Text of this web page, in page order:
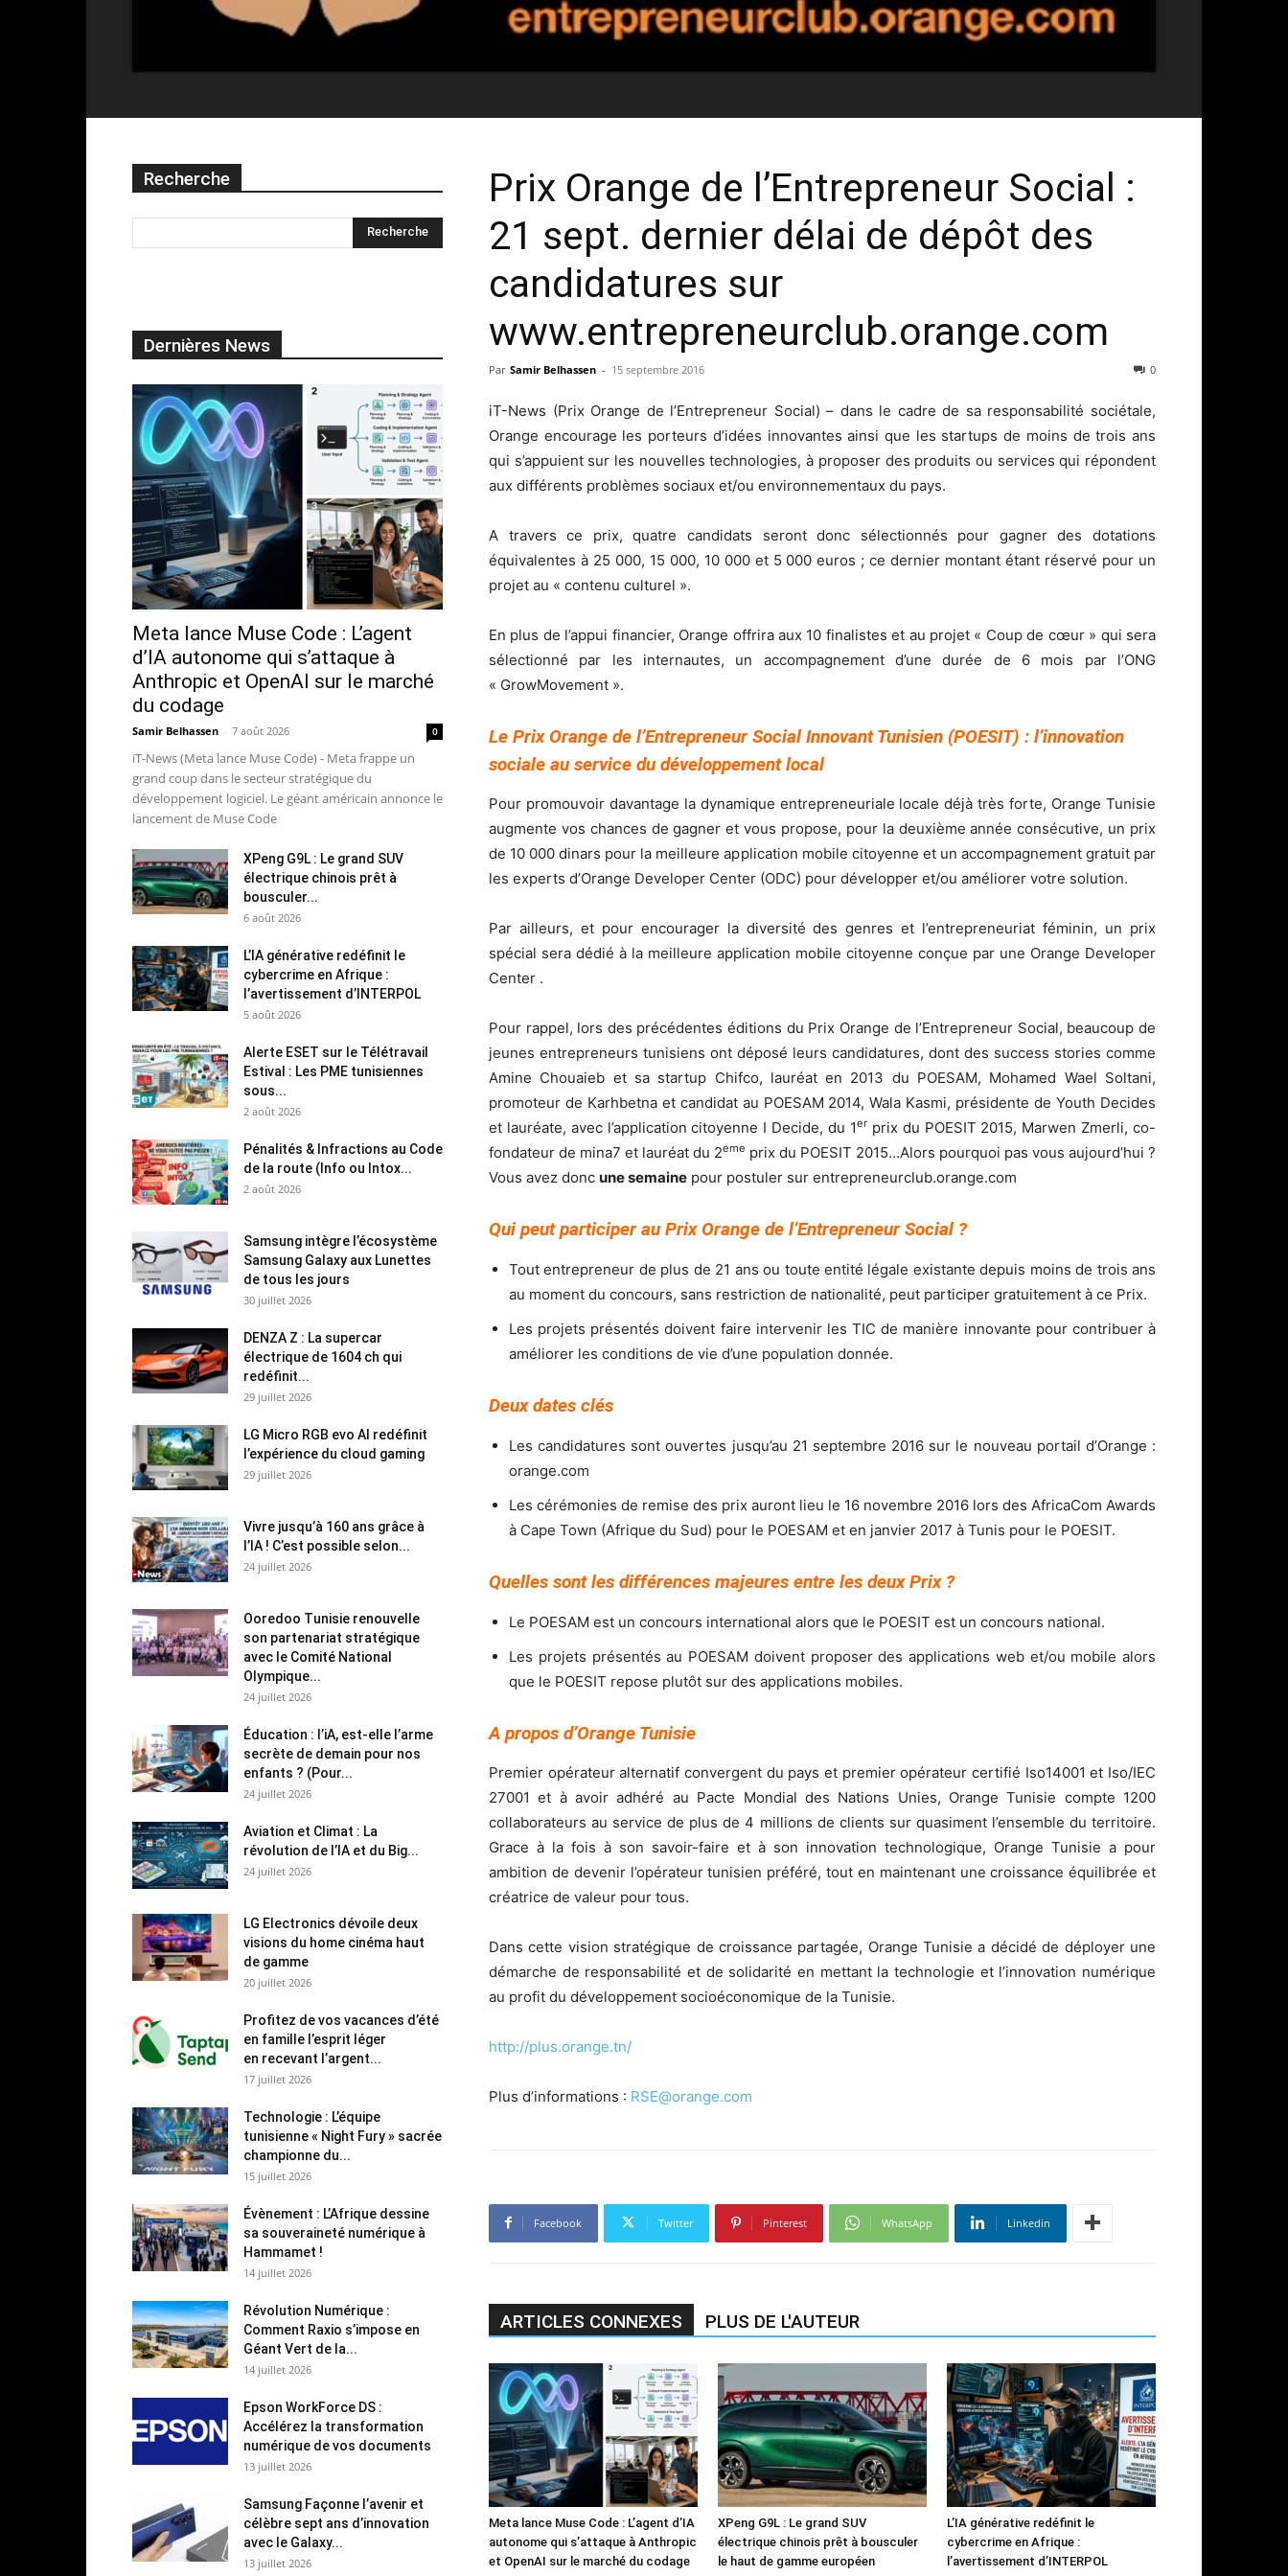
Prix Orange de l’Entrepreneur Social :
21 sept. dernier délai de dépôt des
candidatures sur
www.entrepreneurclub.orange.com
Par Samir Belhassen - 15 septembre 2016 0
iT-News (Prix Orange de l’Entrepreneur Social) – dans le cadre de sa responsabilité sociétale,
Orange encourage les porteurs d’idées innovantes ainsi que les startups de moins de trois ans
qui s’appuient sur les nouvelles technologies, à proposer des produits ou services qui répondent
aux différents problèmes sociaux et/ou environnementaux du pays.
A travers ce prix, quatre candidats seront donc sélectionnés pour gagner des dotations
équivalentes à 25 000, 15 000, 10 000 et 5 000 euros ; ce dernier montant étant réservé pour un
projet au « contenu culturel ».
En plus de l’appui financier, Orange offrira aux 10 finalistes et au projet « Coup de cœur » qui sera
sélectionné par les internautes, un accompagnement d’une durée de 6 mois par l’ONG
« GrowMovement ».
Le Prix Orange de l’Entrepreneur Social Innovant Tunisien (POESIT) : l’innovation
sociale au service du développement local
Pour promouvoir davantage la dynamique entrepreneuriale locale déjà très forte, Orange Tunisie
augmente vos chances de gagner et vous propose, pour la deuxième année consécutive, un prix
de 10 000 dinars pour la meilleure application mobile citoyenne et un accompagnement gratuit par
les experts d’Orange Developer Center (ODC) pour développer et/ou améliorer votre solution.
Par ailleurs, et pour encourager la diversité des genres et l’entrepreneuriat féminin, un prix
spécial sera dédié à la meilleure application mobile citoyenne conçue par une Orange Developer
Center .
Pour rappel, lors des précédentes éditions du Prix Orange de l’Entrepreneur Social, beaucoup de
jeunes entrepreneurs tunisiens ont déposé leurs candidatures, dont des success stories comme
Amine Chouaieb et sa startup Chifco, lauréat en 2013 du POESAM, Mohamed Wael Soltani,
promoteur de Karhbetna et candidat au POESAM 2014, Wala Kasmi, présidente de Youth Decides
et lauréate, avec l’application citoyenne I Decide, du 1erprix du POESIT 2015, Marwen Zmerli, co-
fondateur de mina7 et lauréat du 2eme prix du POESIT 2015…Alors pourquoi pas vous aujourd’hui ?
Vous avez donc une semaine pour postuler sur entrepreneurclub.orange.com
Qui peut participer au Prix Orange de l’Entrepreneur Social ?
Tout entrepreneur de plus de 21 ans ou toute entité légale existante depuis moins de trois ans
au moment du concours, sans restriction de nationalité, peut participer gratuitement à ce Prix.
Les projets présentés doivent faire intervenir les TIC de manière innovante pour contribuer à
améliorer les conditions de vie d’une population donnée.
Deux dates clés
Les candidatures sont ouvertes jusqu’au 21 septembre 2016 sur le nouveau portail d’Orange :
orange.com
Les cérémonies de remise des prix auront lieu le 16 novembre 2016 lors des AfricaCom Awards
à Cape Town (Afrique du Sud) pour le POESAM et en janvier 2017 à Tunis pour le POESIT.
Quelles sont les différences majeures entre les deux Prix ?
Le POESAM est un concours international alors que le POESIT est un concours national.
Les projets présentés au POESAM doivent proposer des applications web et/ou mobile alors
que le POESIT repose plutôt sur des applications mobiles.
A propos d’Orange Tunisie
Premier opérateur alternatif convergent du pays et premier opérateur certifié Iso14001 et Iso/IEC
27001 et à avoir adhéré au Pacte Mondial des Nations Unies, Orange Tunisie compte 1200
collaborateurs au service de plus de 4 millions de clients sur quasiment l’ensemble du territoire.
Grace à la fois à son savoir-faire et à son innovation technologique, Orange Tunisie a pour
ambition de devenir l’opérateur tunisien préféré, tout en maintenant une croissance équilibrée et
créatrice de valeur pour tous.
Dans cette vision stratégique de croissance partagée, Orange Tunisie a décidé de déployer une
démarche de responsabilité et de solidarité en mettant la technologie et l’innovation numérique
au profit du développement socioéconomique de la Tunisie.
http://plus.orange.tn/
Plus d’informations : RSE@orange.com
Facebook Twitter Pinterest WhatsApp Linkedin
ARTICLES CONNEXES PLUS DE L'AUTEUR
Meta lance Muse Code : L’agent d’IA
autonome qui s’attaque à Anthropic
et OpenAI sur le marché du codage
XPeng G9L : Le grand SUV
électrique chinois prêt à bousculer
le haut de gamme européen
L’IA générative redéfinit le
cybercrime en Afrique :
l’avertissement d’INTERPOL
Recherche
Dernières News
Meta lance Muse Code : L’agent
d’IA autonome qui s’attaque à
Anthropic et OpenAI sur le marché
du codage
Samir Belhassen - 7 août 2026 0
iT-News (Meta lance Muse Code) - Meta frappe un
grand coup dans le secteur stratégique du
développement logiciel. Le géant américain annonce le
lancement de Muse Code
XPeng G9L : Le grand SUV
électrique chinois prêt à
bousculer...
6 août 2026
L’IA générative redéfinit le
cybercrime en Afrique :
l’avertissement d’INTERPOL
5 août 2026
Alerte ESET sur le Télétravail
Estival : Les PME tunisiennes
sous...
2 août 2026
Pénalités & Infractions au Code
de la route (Info ou Intox...
2 août 2026
Samsung intègre l’écosystème
Samsung Galaxy aux Lunettes
de tous les jours
30 juillet 2026
DENZA Z : La supercar
électrique de 1604 ch qui
redéfinit...
29 juillet 2026
LG Micro RGB evo AI redéfinit
l’expérience du cloud gaming
29 juillet 2026
Vivre jusqu’à 160 ans grâce à
l’IA ! C’est possible selon...
24 juillet 2026
Ooredoo Tunisie renouvelle
son partenariat stratégique
avec le Comité National
Olympique...
24 juillet 2026
Éducation : l’iA, est-elle l’arme
secrète de demain pour nos
enfants ? (Pour...
24 juillet 2026
Aviation et Climat : La
révolution de l’IA et du Big...
24 juillet 2026
LG Electronics dévoile deux
visions du home cinéma haut
de gamme
20 juillet 2026
Profitez de vos vacances d’été
en famille l’esprit léger
en recevant l’argent...
17 juillet 2026
Technologie : L’équipe
tunisienne « Night Fury » sacrée
championne du...
15 juillet 2026
Évènement : L’Afrique dessine
sa souveraineté numérique à
Hammamet !
14 juillet 2026
Révolution Numérique :
Comment Raxio s’impose en
Géant Vert de la...
14 juillet 2026
Epson WorkForce DS :
Accélérez la transformation
numérique de vos documents
13 juillet 2026
Samsung Façonne l’avenir et
célèbre sept ans d’innovation
avec le Galaxy...
13 juillet 2026